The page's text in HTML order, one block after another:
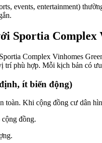
events, entertainment)
Sportia Complex
Complex Vinhomes
phù hợp. Mỗi kịch bản có
ít biến động)
Khi cộng đồng cư dân
đồng.